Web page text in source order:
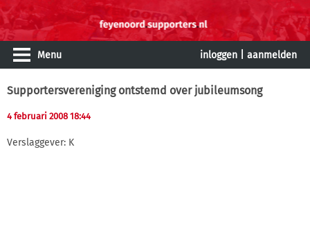
Menu inloggen aanmelden
Supportersvereniging ontstemd over jubileumsong
4 februari 2008 18:44
Verslaggever: K